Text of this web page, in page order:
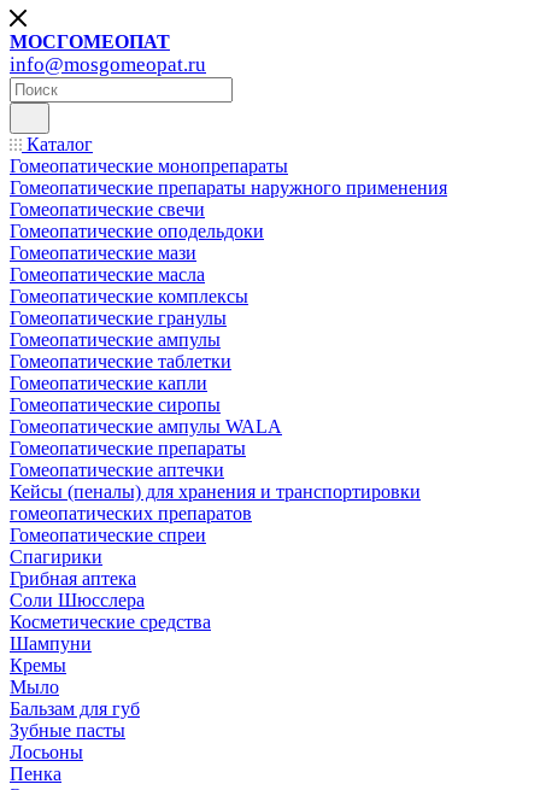
МОСГОМЕОПАТ
info@mosgomeopat.ru
Каталог
Гомеопатические монопрепараты
Гомеопатические препараты наружного применения
Гомеопатические свечи
Гомеопатические оподельдоки
Гомеопатические мази
Гомеопатические масла
Гомеопатические комплексы
Гомеопатические гранулы
Гомеопатические ампулы
Гомеопатические таблетки
Гомеопатические капли
Гомеопатические сиропы
Гомеопатические ампулы WALA
Гомеопатические препараты
Гомеопатические аптечки
Кейсы (пеналы) для хранения и транспортировки
гомеопатических препаратов
Гомеопатические спреи
Спагирики
Грибная аптека
Соли Шюсслера
Косметические средства
Шампуни
Кремы
Мыло
Бальзам для губ
Зубные пасты
Лосьоны
Пенка